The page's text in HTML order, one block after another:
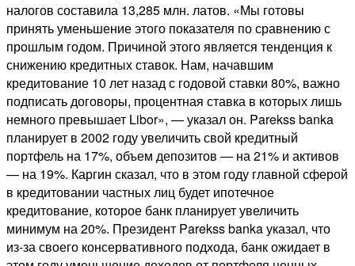
налогов составила 13,285 млн. латов. «Мы готовы
принять уменьшение этого показателя по сравнению с
прошлым годом. Причиной этого является тенденция к
снижению кредитных ставок. Нам, начавшим
кредитование 10 лет назад с годовой ставки 80%, важно
подписать договоры, процентная ставка в которых лишь
немного превышает Libor», — указал он. Parekss banka
планирует в 2002 году увеличить свой кредитный
портфель на 17%, объем депозитов — на 21% и активов
— на 19%. Каргин сказал, что в этом году главной сферой
в кредитовании частных лиц будет ипотечное
кредитование, которое банк планирует увеличить
минимум на 20%. Президент Parekss banka указал, что
из-за своего консервативного подхода, банк ожидает в